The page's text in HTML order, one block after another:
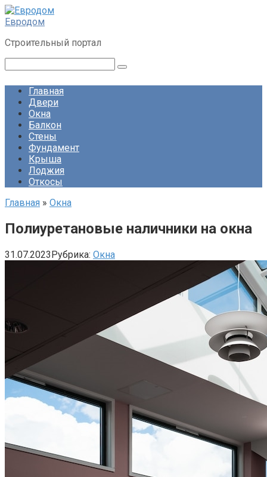
Перейти
к
Евродом
Строительный портал
Главная
Двери
Окна
Балкон
Стены
Фундамент
Крыша
Лоджия
Откосы
Главная » Окна
Полиуретановые наличники на окна
31.07.2023Рубрика: Окна